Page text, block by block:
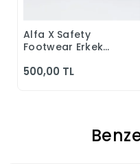
Sepete Ekle
Alfa X Safety
Footwear Erkek
Klasik Ayakkabı
500,00 TL